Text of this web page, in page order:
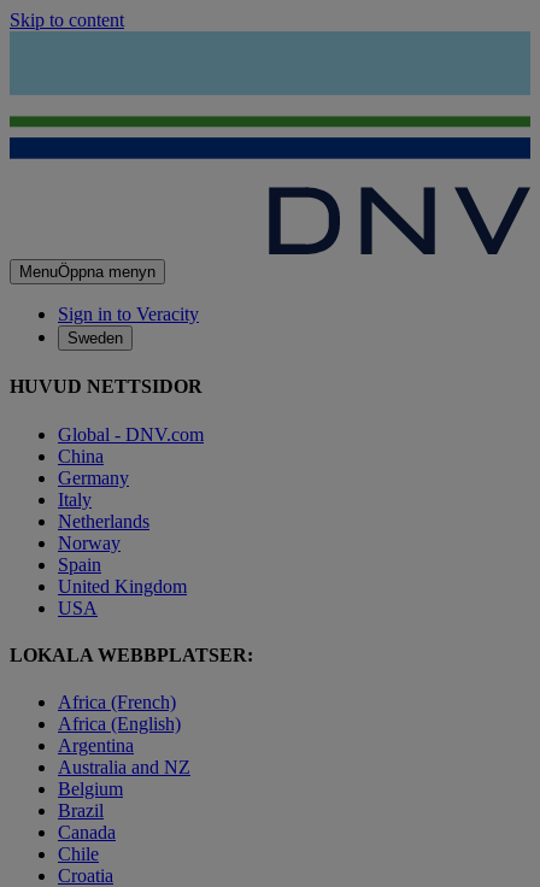
Skip to content
MenuÖppna menyn
Sign in to Veracity
Sweden
HUVUD NETTSIDOR
Global - DNV.com
China
Germany
Italy
Netherlands
Norway
Spain
United Kingdom
USA
LOKALA WEBBPLATSER:
Africa (French)
Africa (English)
Argentina
Australia and NZ
Belgium
Brazil
Canada
Chile
Croatia